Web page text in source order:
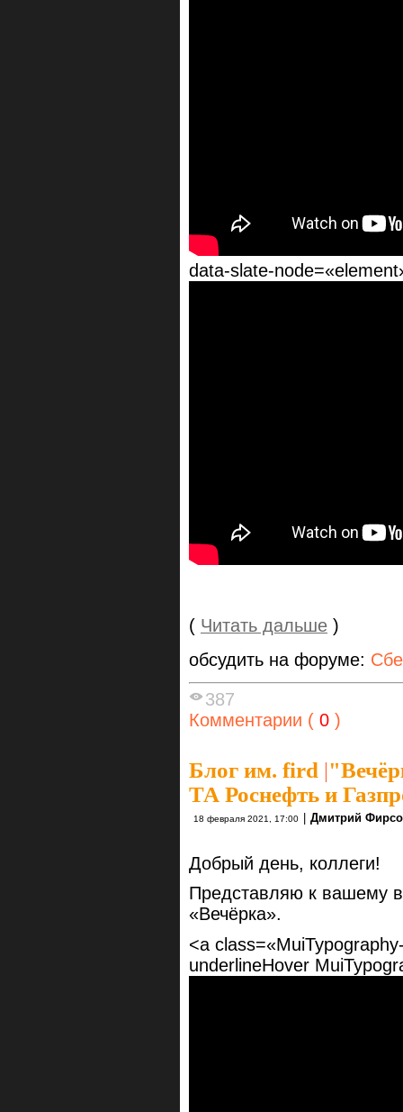
data-slate-
( Читать дальше )
обсудить на форуме:
387
Комментарии ( 0 )
Блог им. fird |
ТА Роснефть и
18 февраля 2021, 17:00 Дмитрий
Добрый день, коллеги!
Представляю к вашему
«Вечёрка».
<a
underlineHover